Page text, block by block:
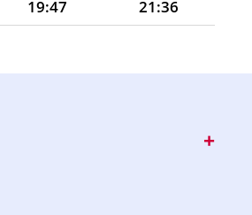
19:47
21:36